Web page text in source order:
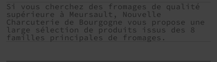
Si vous cherchez des fromages de qualité
supérieure à Meursault, Nouvelle
Charcuterie de Bourgogne vous propose une
large sélection de produits issus des 8
familles principales de fromages.